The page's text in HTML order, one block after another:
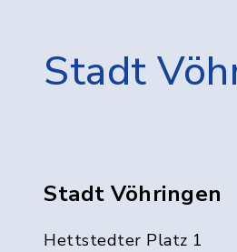
Stadt
Stadt Vöhringen
Hettstedter Platz 1